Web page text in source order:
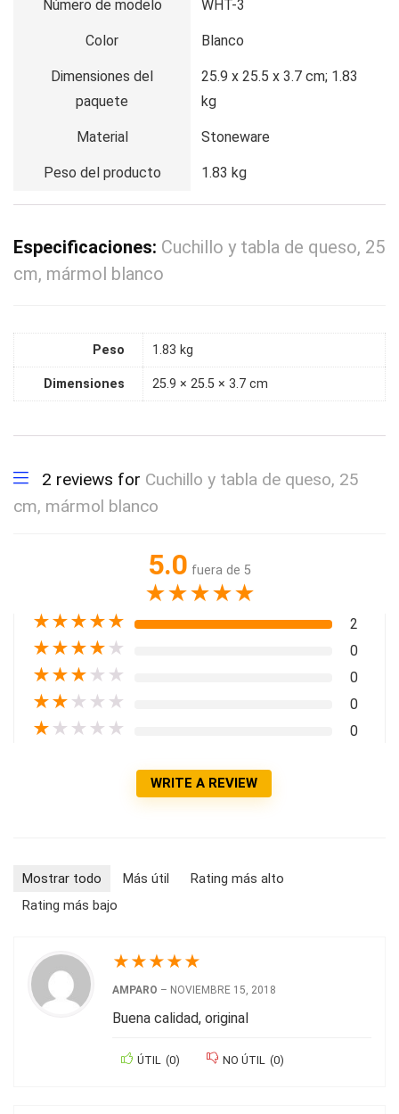
Número de modelo WHT-3
Color Blanco
Dimensiones del
paquete
25.9 x 25.5 x 3.7 cm; 1.83
kg
Material Stoneware
Peso del producto 1.83 kg
Especificaciones: Cuchillo y tabla de queso, 25
cm, mármol blanco
Peso 1.83 kg
Dimensiones 25.9 × 25.5 × 3.7 cm
2 reviews for Cuchillo y tabla de queso, 25
cm, mármol blanco
5.0 fuera de 5
★★★★★
★★★★★ 2
★★★★ ★ 0
★★★ ★ ★ 0
★★ ★ ★ ★ 0
★ ★ ★ ★ ★ 0
WRITE A REVIEW
Mostrar todo Más útil
Rating más alto
Rating más bajo
★★★★★
AMPARO – NOVIEMBRE 15, 2018
Buena calidad, original
ÚTIL (0) NO ÚTIL (0)